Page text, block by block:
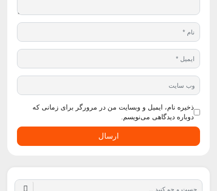
ذخیره نام، ایمیل و وبسایت من در مرورگر برای زمانی که
دوباره دیدگاهی می‌نویسم.
ارسال